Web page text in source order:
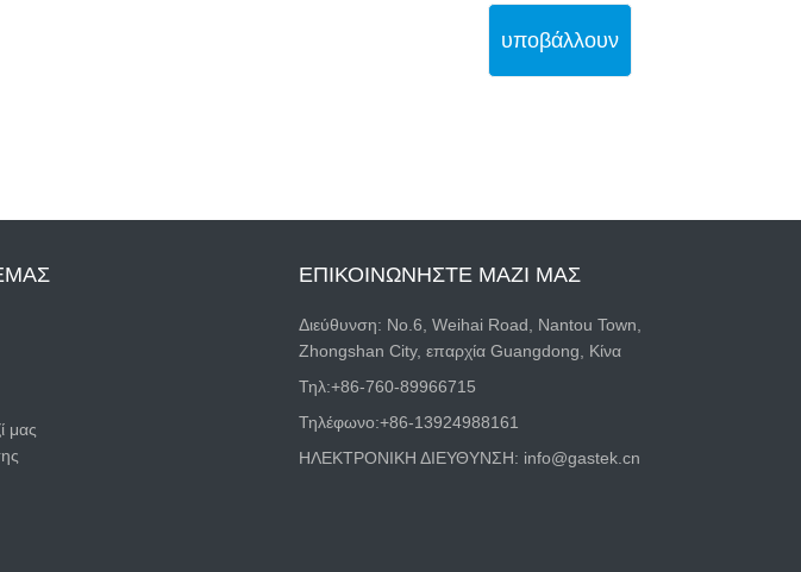
υποβάλλουν
ΕΠΙΚΟΙΝΩΝΉΣΤΕ ΜΑΖΊ ΜΑΣ
Διεύθυνση: Νο.6, Weihai Road, Nantou Town,
Zhongshan City, επαρχία Guangdong, Κίνα
Τηλ:+86-760-89966715
Τηλέφωνο:+86-13924988161
ΗΛΕΚΤΡΟΝΙΚΗ ΔΙΕΥΘΥΝΣΗ: info@gastek.cn
μας